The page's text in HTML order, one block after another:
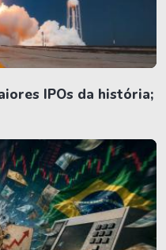
IPOs da história;